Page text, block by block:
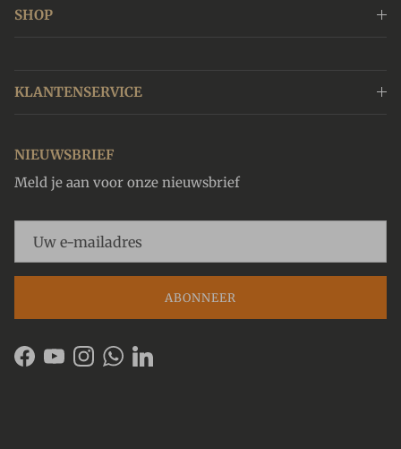
SHOP
KLANTENSERVICE
NIEUWSBRIEF
Meld je aan voor onze nieuwsbrief
ABONNEER
Facebook
YouTubeInstagram
WhatsApp
LinkedIn